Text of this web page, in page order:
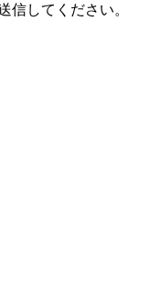
してください。